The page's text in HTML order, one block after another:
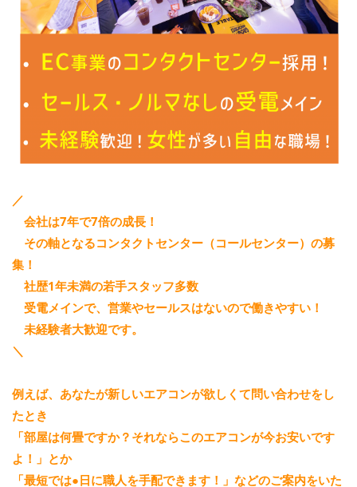
／
会社は7年で7倍の成長！
その軸となるコンタクトセンター（コールセンター）の募
集！
社歴1年未満の若手スタッフ多数
受電メインで、営業やセールスはないので働きやすい！
未経験者大歓迎です。
＼
例えば、あなたが新しいエアコンが欲しくて問い合わせをし
たとき
「部屋は何畳ですか？それならこのエアコンが今お安いです
よ！」とか
「最短では●日に職人を手配できます！」などのご案内をいた